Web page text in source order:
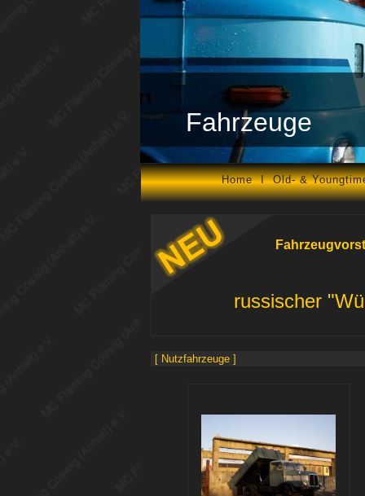
Fahrzeuge
HomeIOld- &
russischer
[ Nutzfahrzeuge ]